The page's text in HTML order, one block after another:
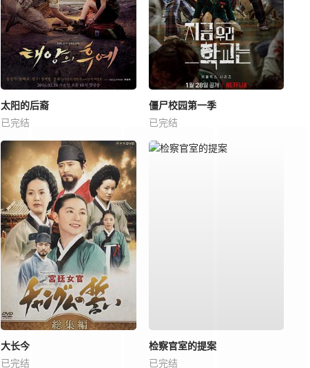
太阳的后裔
已完结
僵尸校园第一季
已完结
大长今
已完结
检察官室的提案
已完结